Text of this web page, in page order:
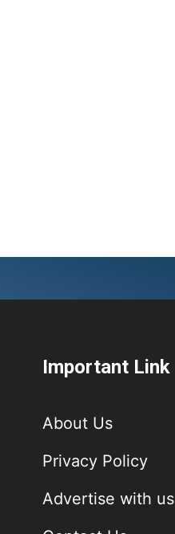
Important Link
About Us
Privacy Policy
Advertise with us